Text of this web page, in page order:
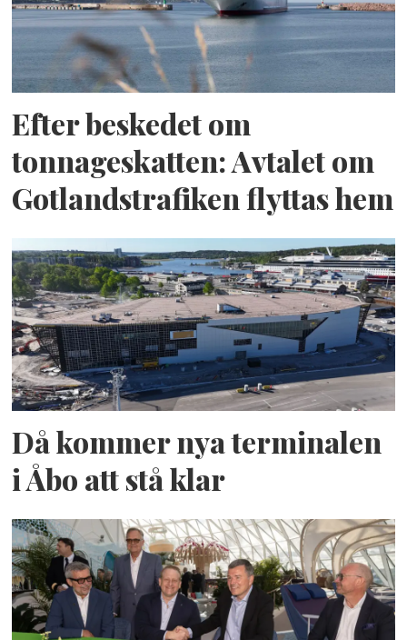
Efter beskedet om
tonnageskatten: Avtalet om
Gotlandstrafiken flyttas hem
Då kommer nya terminalen
i Åbo att stå klar